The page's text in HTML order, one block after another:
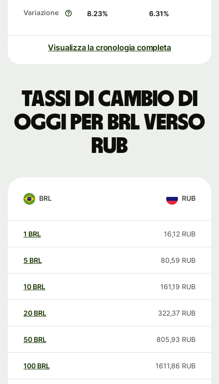
Variazione 8.23% 6.31%
Visualizza la cronologia completa
Tassi di cambio di
oggi per BRL verso
RUB
BRL RUB
1 BRL 16,12 RUB
5 BRL 80,59 RUB
10 BRL 161,19 RUB
20 BRL 322,37 RUB
50 BRL 805,93 RUB
100 BRL 1611,86 RUB